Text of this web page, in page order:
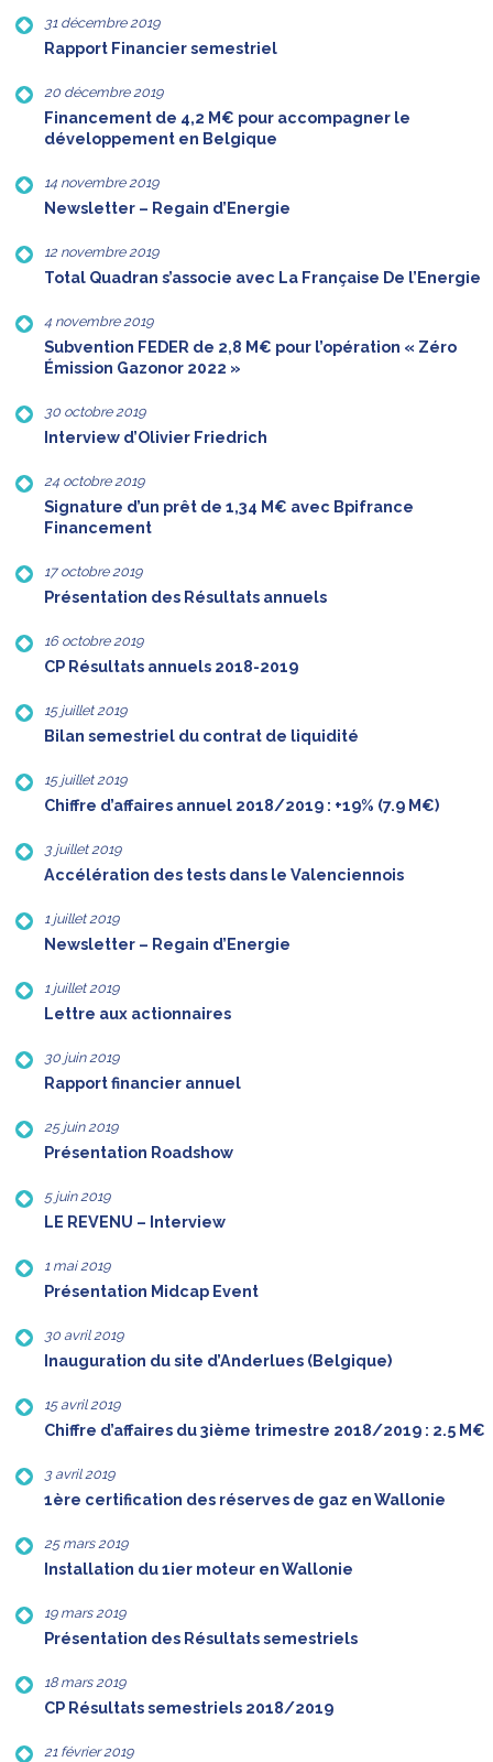
31 décembre 2019
Rapport Financier semestriel
20 décembre 2019
Financement de 4,2 M€ pour accompagner le
développement en Belgique
14 novembre 2019
Newsletter – Regain d’Energie
12 novembre 2019
Total Quadran s’associe avec La Française De l’Energie
4 novembre 2019
Subvention FEDER de 2,8 M€ pour l’opération « Zéro
Émission Gazonor 2022 »
30 octobre 2019
Interview d’Olivier Friedrich
24 octobre 2019
Signature d’un prêt de 1,34 M€ avec Bpifrance
Financement
17 octobre 2019
Présentation des Résultats annuels
16 octobre 2019
CP Résultats annuels 2018-2019
15 juillet 2019
Bilan semestriel du contrat de liquidité
15 juillet 2019
Chiffre d’affaires annuel 2018/2019 : +19% (7.9 M€)
3 juillet 2019
Accélération des tests dans le Valenciennois
1 juillet 2019
Newsletter – Regain d’Energie
1 juillet 2019
Lettre aux actionnaires
30 juin 2019
Rapport financier annuel
25 juin 2019
Présentation Roadshow
5 juin 2019
LE REVENU – Interview
1 mai 2019
Présentation Midcap Event
30 avril 2019
Inauguration du site d’Anderlues (Belgique)
15 avril 2019
Chiffre d’affaires du 3ième trimestre 2018/2019 : 2.5 M€
3 avril 2019
1ère certification des réserves de gaz en Wallonie
25 mars 2019
Installation du 1ier moteur en Wallonie
19 mars 2019
Présentation des Résultats semestriels
18 mars 2019
CP Résultats semestriels 2018/2019
21 février 2019